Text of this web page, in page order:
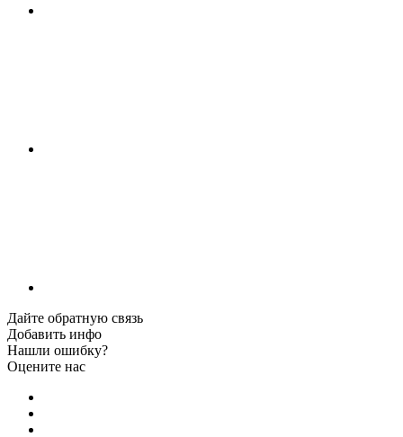
Дайте обратную связь
Добавить инфо
Нашли ошибку?
Оцените нас